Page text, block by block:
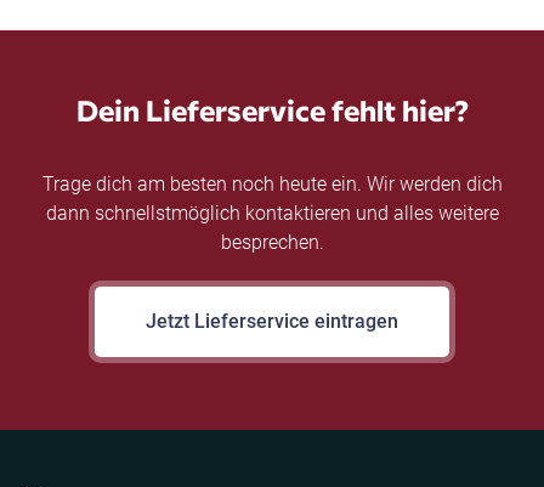
Dein Lieferservice fehlt hier?
Trage dich am besten noch heute ein. Wir werden dich
dann schnellstmöglich kontaktieren und alles weitere
besprechen.
Jetzt Lieferservice eintragen